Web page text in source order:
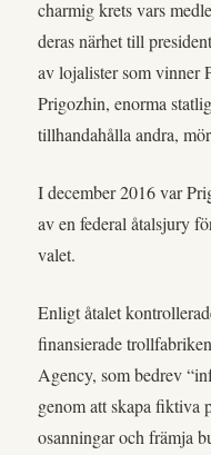
charmig krets vars
deras närhet till
av lojalister som vinner
Prigozhin, enorma
tillhandahålla andra,
I december 2016 var
av en federal åtalsjury
valet.
Enligt åtalet
finansierade
Agency, som bedrev
genom att skapa fiktiva
osanningar och främja